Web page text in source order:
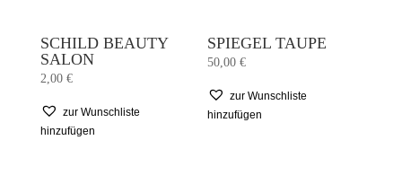
SCHILD BEAUTY
SALON
2,00 €
zur Wunschliste
hinzufügen
SPIEGEL TAUPE
50,00€
zur Wunschliste
hinzufügen